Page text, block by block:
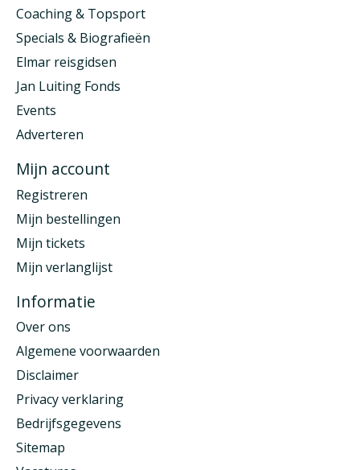
Coaching & Topsport
Specials & Biografieën
Elmar reisgidsen
Jan Luiting Fonds
Events
Adverteren
Mijn account
Registreren
Mijn bestellingen
Mijn tickets
Mijn verlanglijst
Informatie
Over ons
Algemene voorwaarden
Disclaimer
Privacy verklaring
Bedrijfsgegevens
Sitemap